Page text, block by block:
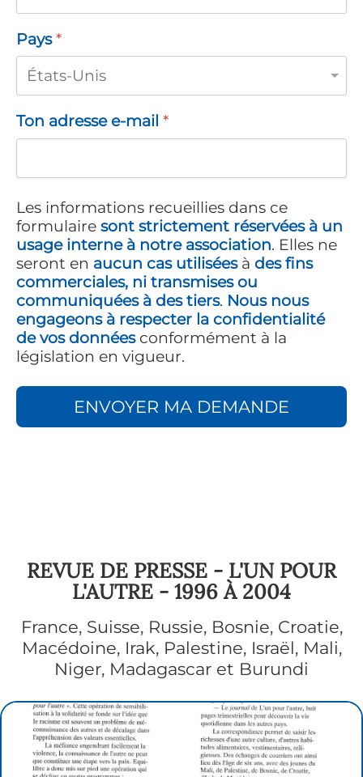
Pays*
Ton adresse e-mail *
Les informations recueillies dans ce
formulaire sont strictement réservées à un
usage interne à notre association. Elles ne
seront en aucun cas utiliséesà des fins
commerciales, ni transmises ou
communiquées à des tiers. Nous nous
engageons à respecter la confidentialité
de vos donnéesconformément à la
législation en vigueur.
ENVOYER MA DEMANDE
REVUE DE PRESSE - L'UN POUR
L'AUTRE - 1996 À 2004
France, Suisse, Russie, Bosnie, Croatie,
Macédoine, Irak, Palestine, Israël, Mali,
Niger, Madagascar et Burundi